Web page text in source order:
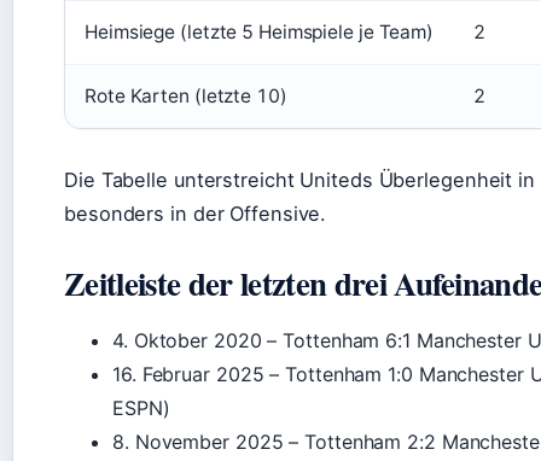
Heimsiege (letzte 5 Heimspiele je Team) 2
Rote Karten (letzte 10) 2
Die Tabelle unterstreicht Uniteds Überlegenheit
besonders in der Offensive.
Zeitleiste der letzten drei
4. Oktober 2020 – Tottenham 6:1 Manchester
16. Februar 2025 – Tottenham 1:0 Manchester
ESPN)
8. November 2025 – Tottenham 2:2